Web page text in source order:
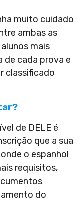
muito cuidado
ambas as
mais
de cada prova e
classificado
de DELE é
que a sua
o espanhol
requisitos,
do